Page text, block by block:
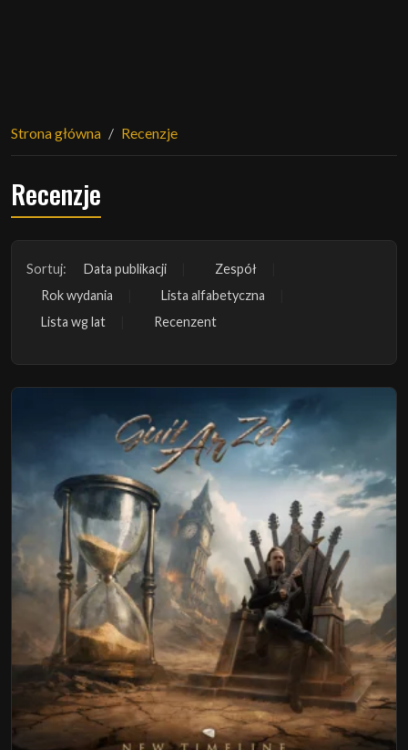
Strona główna Recenzje
Recenzje
Sortuj: Data publikacji
Zespół
Rok wydania
Lista alfabetyczna
Lista wg lat
Recenzent